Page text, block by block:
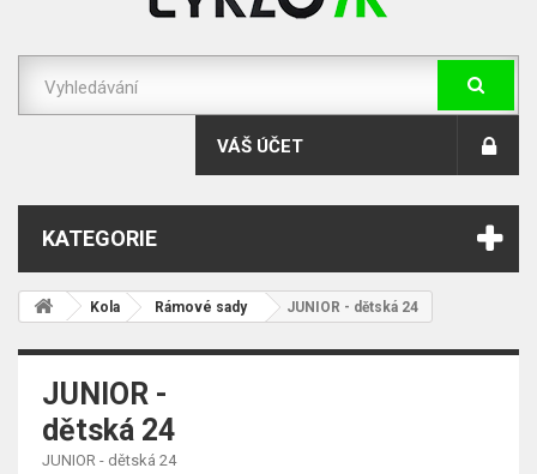
VÁŠ ÚČET
KATEGORIE
Kola Rámové sady JUNIOR - dětská 24
JUNIOR -
dětská 24
JUNIOR - dětská 24